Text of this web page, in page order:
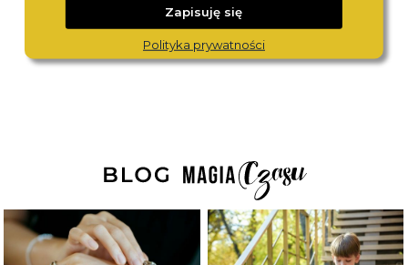
490,- 490,-
Zapisuję się
Polityka prywatności